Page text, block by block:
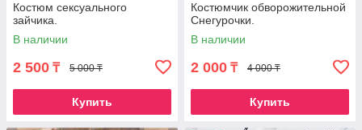
Костюм сексуального
зайчика.
В наличии
2 500 ₸ 5 000 ₸
Купить
Костюмчик обворожительной
Снегурочки.
В наличии
2 000 ₸ 4 000 ₸
Купить